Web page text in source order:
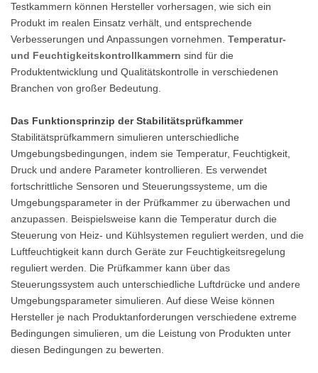
Testkammern können Hersteller vorhersagen, wie sich ein
Produkt im realen Einsatz verhält, und entsprechende
Verbesserungen und Anpassungen vornehmen. Temperatur-
und Feuchtigkeitskontrollkammern sind für die
Produktentwicklung und Qualitätskontrolle in verschiedenen
Branchen von großer Bedeutung.
Das Funktionsprinzip der Stabilitätsprüfkammer
Stabilitätsprüfkammern simulieren unterschiedliche
Umgebungsbedingungen, indem sie Temperatur, Feuchtigkeit,
Druck und andere Parameter kontrollieren. Es verwendet
fortschrittliche Sensoren und Steuerungssysteme, um die
Umgebungsparameter in der Prüfkammer zu überwachen und
anzupassen. Beispielsweise kann die Temperatur durch die
Steuerung von Heiz- und Kühlsystemen reguliert werden, und die
Luftfeuchtigkeit kann durch Geräte zur Feuchtigkeitsregelung
reguliert werden. Die Prüfkammer kann über das
Steuerungssystem auch unterschiedliche Luftdrücke und andere
Umgebungsparameter simulieren. Auf diese Weise können
Hersteller je nach Produktanforderungen verschiedene extreme
Bedingungen simulieren, um die Leistung von Produkten unter
diesen Bedingungen zu bewerten.